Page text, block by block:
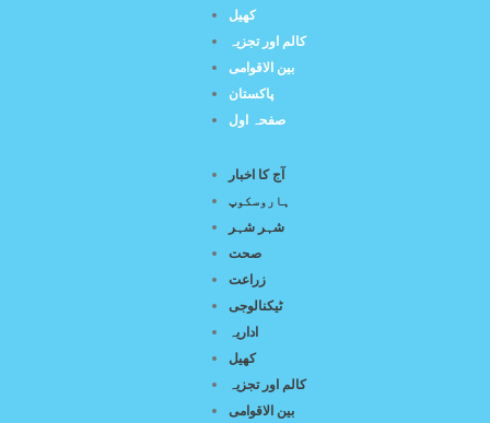
کھیل
کالم اور تجزیہ
بین الاقوامی
پاکستان
صفحہ اول
آج کا اخبار
ہاروسکوپ
شہر شہر
صحت
زراعت
ٹیکنالوجی
اداریہ
کھیل
کالم اور تجزیہ
بین الاقوامی